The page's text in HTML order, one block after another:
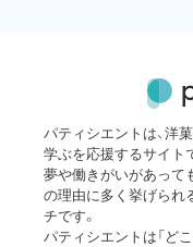
パティシエントは、洋
学ぶを応援するサイト
夢や働きがいがあって
の理由に多く挙げられ
チです。
パティシエントは「どこ